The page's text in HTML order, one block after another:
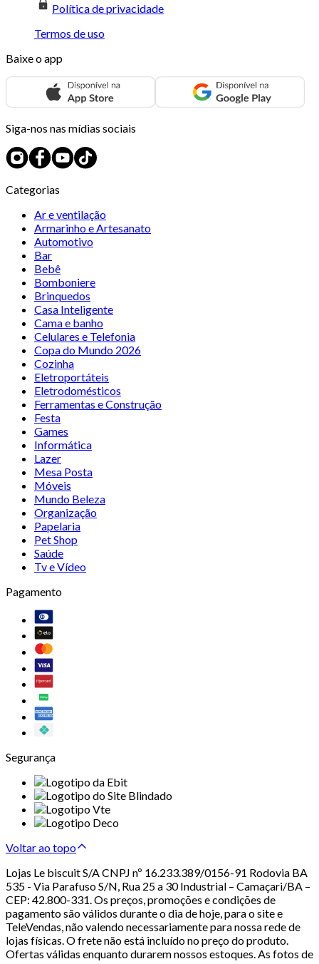
Política de privacidade
Termos de uso
Baixe o app
Siga-nos nas mídias sociais
Categorias
Ar e ventilação
Armarinho e Artesanato
Automotivo
Bar
Bebê
Bomboniere
Brinquedos
Casa Inteligente
Cama e banho
Celulares e Telefonia
Copa do Mundo 2026
Cozinha
Eletroportáteis
Eletrodomésticos
Ferramentas e Construção
Festa
Games
Informática
Lazer
Mesa Posta
Móveis
Mundo Beleza
Organização
Papelaria
Pet Shop
Saúde
Tv e Vídeo
Pagamento
Segurança
Voltar ao topo
Lojas Le biscuit S/A CNPJ nº 16.233.389/0156-91 Rodovia BA
535 - Via Parafuso S/N, Rua 25 a 30 Industrial – Camaçari/BA –
CEP: 42.800-331. Os preços, promoções e condições de
pagamento são válidos durante o dia de hoje, para o site e
TeleVendas, não valendo necessariamente para nossa rede de
lojas físicas. O frete não está incluído no preço do produto.
Ofertas válidas enquanto durarem nossos estoques. As fotos de